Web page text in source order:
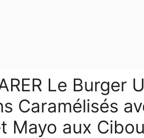
Le Burger
Caramélisés
Mayo aux